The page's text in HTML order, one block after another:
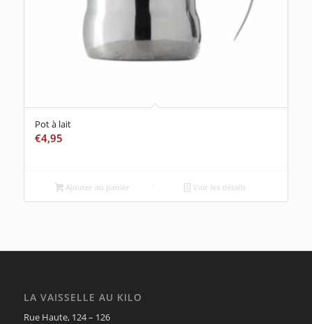
Pot à lait
€4,95
Ajouter au panier Voir les détails
LA VAISSELLE AU KILO
Rue Haute, 124 – 126